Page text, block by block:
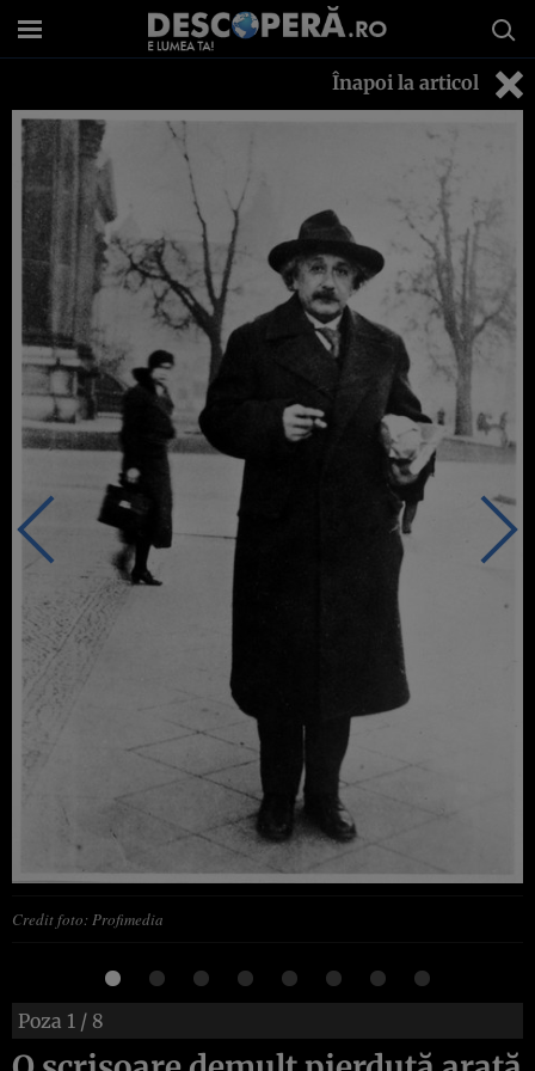
Înapoi la articol
Credit foto: Profimedia
Poza 1 / 8